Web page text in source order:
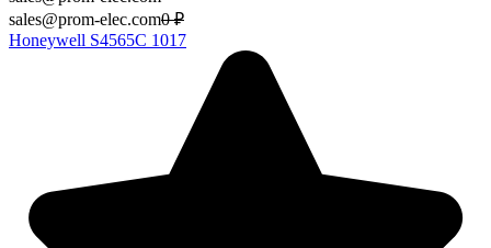
sales@prom-elec.com0 ₽
Honeywell S4565C 1017